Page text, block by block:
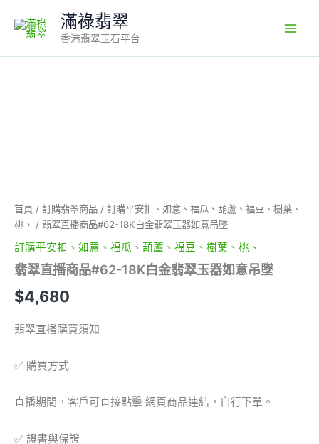
content
滿祿翡翠
香港翡翠玉石平台
首頁 / 訂購翡翠商品 / 訂購平安扣、如意、福瓜、葫蘆、福豆、樹葉、
桃、 / 翡翠直播商品#62-18K白金翡翠玉器如意吊墜
訂購平安扣、如意、福瓜、葫蘆、福豆、樹葉、桃、
翡翠直播商品#62-18K白金翡翠玉器如意吊墜
$4,680
翡翠直播購買須知
✅ 購買方式
直播期間，客戶可直接點擊 網頁商品連結，自行下單。
✅ 證書與保證
金
翡
翠
玉
器
意
墜